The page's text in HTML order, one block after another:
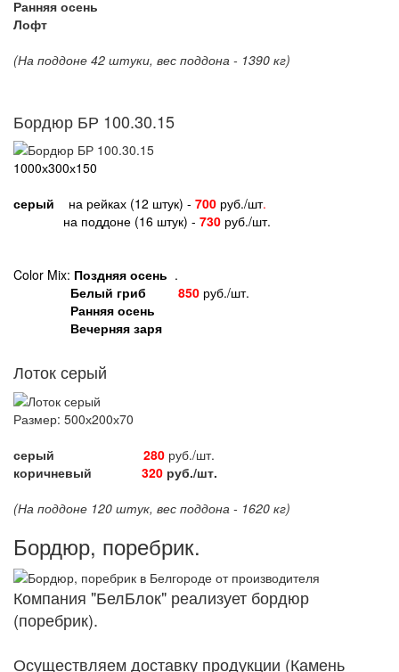
Ранняя осень
Лофт
(На поддоне 42 штуки, вес поддона - 1390 кг)
Бордюр БР 100.30.15
1000х300х150
серый
на рейках (12 штук) - 700 руб./шт.
на поддоне (16 штук) - 730 руб./шт.
Color Mix: Поздняя осень .
Белый гриб 850 руб./шт.
Ранняя осень
Вечерняя заря
Лоток серый
Размер: 500х200х70
серый 280 руб./шт.
коричневый 320 руб./шт.
(На поддоне 120 штук, вес поддона - 1620 кг)
Бордюр, поребрик.
Компания "БелБлок" реализует бордюр
(поребрик).
Осуществляем доставку продукции (Камень